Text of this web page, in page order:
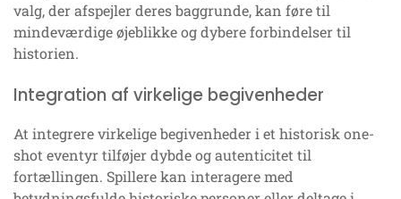
valg, der afspejler deres baggrunde, kan føre til
mindeværdige øjeblikke og dybere forbindelser til
historien.
Integration af virkelige begivenheder
At integrere virkelige begivenheder i et historisk one-
shot eventyr tilføjer dybde og autenticitet til
fortællingen. Spillere kan interagere med